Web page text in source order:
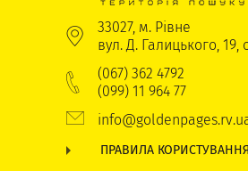
33027, м. Рівне
вул. Д. Галицького, 19,
(067) 362 4792
(099) 11 964 77
ПРАВИЛА